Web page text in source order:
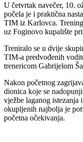
U četvrtak navečer, 10.
počela je i praktična
TIM iz Karlovca.
uz Foginovo kupalište
Treniralo se u dvije
TIM-a predvođenih
trenericom Gabrijelom
Nakon početnog
dionica koje se
vježbe laganog istezanja
okupljenih najbolja je
početna očekivanja.